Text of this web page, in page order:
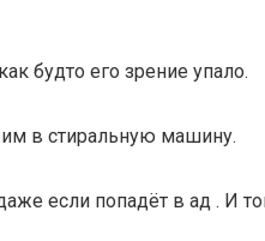
будто его зрение упало.
в стиральную машину.
если попадёт в ад . И